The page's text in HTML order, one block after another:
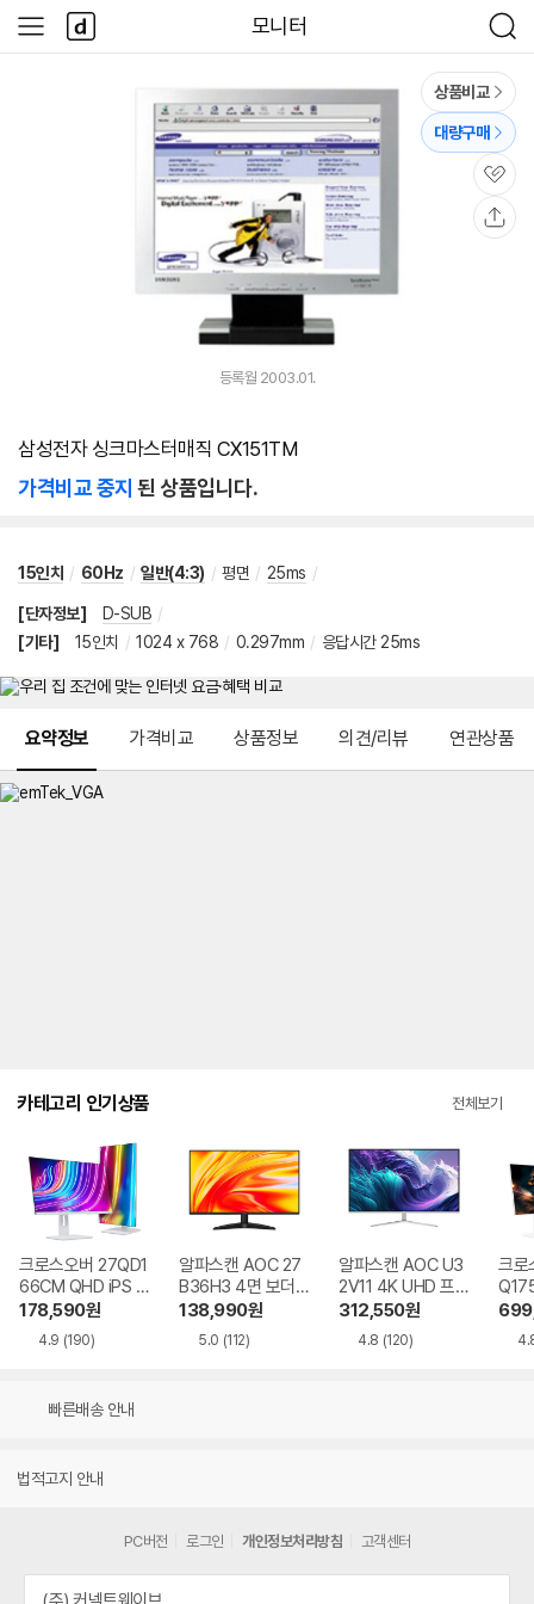
모니터
검
색
사
이
다
나
와
상품비교
대량구매
관
심
등록월 2003.01.
삼성전자 싱크마스터매직 CX151TM
가격비교 중지 된 상품입니다.
15인치 / 60Hz / 일반(4:3) / 평면 / 25ms /
[단자정보] D-SUB /
[기타]
15인치 / 1024 x 768 / 0.297mm / 응답시간 25ms
요약정보 가격비교 상품정보 의견/리뷰 연관상품
카테고리 인기상품 전체보기
크로스오버 27QD1
66CM QHD iPS U
SB-C 화이트 Ai 멀
티스탠드
178,590원
4.9 (190)
알파스캔 AOC 27
B36H3 4면 보더리
스 IPS 120 시력보
호 무결점
138,990원
5.0 (112)
알파스캔 AOC U3
2V11 4K UHD 프리
싱크 HDR 시력보호
무결점
312,550원
4.8 (120)
크로
Ai
빠른배송 안내
법적고지 안내
PC버전 로그인 개인정보처리방침 고객센터